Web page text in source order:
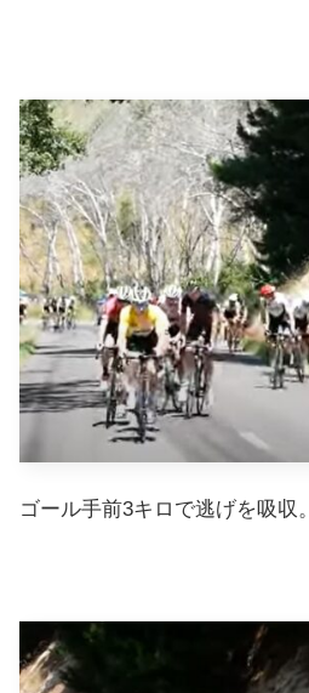
ゴール手前3キロで逃げを吸収。